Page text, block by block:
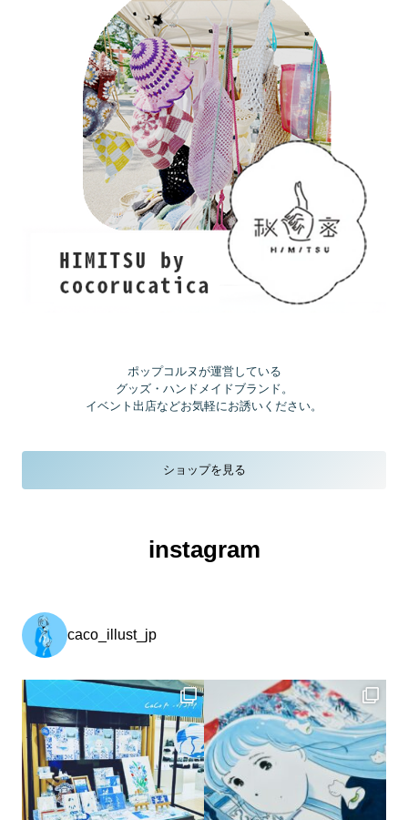
ポップコルヌが運営している
グッズ・ハンドメイドブランド 。
イベント出店などお気軽にお誘いください。
ショップを見る
instagram
caco_illust_jp